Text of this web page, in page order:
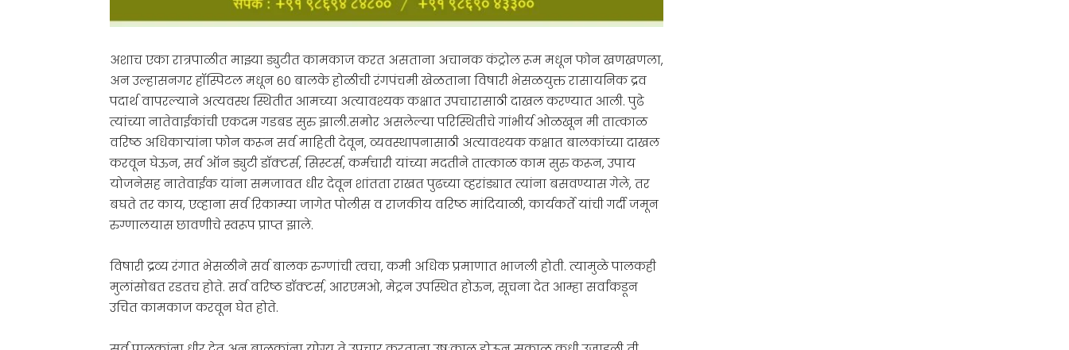
अशाच एका रात्रपाळीत माझ्या ड्युटीत कामकाज करत असताना अचानक कंट्रोल रूम मधून फोन खणखणला,
अन उल्हासनगर हॉस्पिटल मधून 60 बालके होळीची रंगपंचमी खेळताना विषारी भेसळयुक्त रासायनिक द्रव
पदार्थ वापरल्याने अत्यवस्थ स्थितीत आमच्या अत्यावश्यक कक्षात उपचारासाठी दाखल करण्यात आली. पुढे
त्यांच्या नातेवाईकांची एकदम गडबड सुरु झाली.समोर असलेल्या परिस्थितीचे गांभीर्य ओळखून मी तात्काळ
वरिष्ठ अधिकाऱ्यांना फोन करून सर्व माहिती देवून, व्यवस्थापनासाठी अत्यावश्यक कक्षात बालकांच्या दाखल
करवून घेऊन, सर्व ऑन ड्युटी डॉक्टर्स, सिस्टर्स, कर्मचारी यांच्या मदतीने तात्काळ काम सुरु करून, उपाय
योजनेसह नातेवाईक यांना समजावत धीर देवून शांतता राखत पुढच्या व्हरांड्यात त्यांना बसवण्यास गेले, तर
बघते तर काय, एव्हाना सर्व रिकाम्या जागेत पोलीस व राजकीय वरिष्ठ मांदियाळी, कार्यकर्ते यांची गर्दी जमून
रुग्णालयास छावणीचे स्वरूप प्राप्त झाले.
विषारी द्रव्य रंगात भेसळीने सर्व बालक रुग्णांची त्वचा, कमी अधिक प्रमाणात भाजली होती. त्यामुळे पालकही
मुलांसोबत रडतच होते. सर्व वरिष्ठ डॉक्टर्स, आरएमओ, मेट्रन उपस्थित होऊन, सूचना देत आम्हा सर्वांकडून
उचित कामकाज करवून घेत होते.